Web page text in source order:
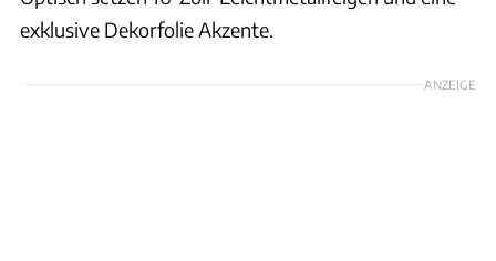
exklusive Dekorfolie Akzente.
ANZEIGE